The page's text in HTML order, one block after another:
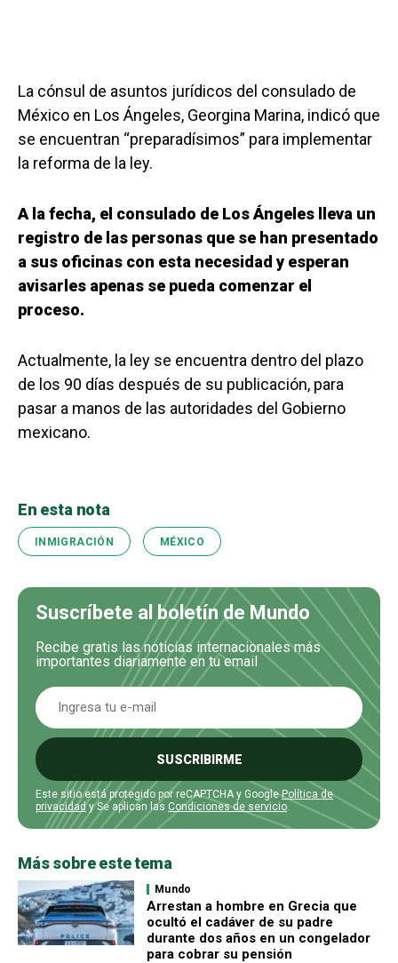
La cónsul de asuntos jurídicos del consulado de
México en Los Ángeles, Georgina Marina, indicó que
se encuentran “preparadísimos” para implementar
la reforma de la ley.
A la fecha, el consulado de Los Ángeles lleva un
registro de las personas que se han presentado
a sus oficinas con esta necesidad y esperan
avisarles apenas se pueda comenzar el
proceso.
Actualmente, la ley se encuentra dentro del plazo
de los 90 días después de su publicación, para
pasar a manos de las autoridades del Gobierno
mexicano.
En esta nota
INMIGRACIÓN MÉXICO
Suscríbete al boletín de Mundo
Recibe gratis las noticias internacionales más
importantes diariamente en tu email
SUSCRIBIRME
Este sitio está protegido por reCAPTCHA y GooglePolítica de
privacidady Se aplican las Condiciones de servicio
Más sobre este tema
Mundo
Arrestan a hombre en Grecia que
ocultó el cadáver de su padre
durante dos años en un congelador
para cobrar su pensión